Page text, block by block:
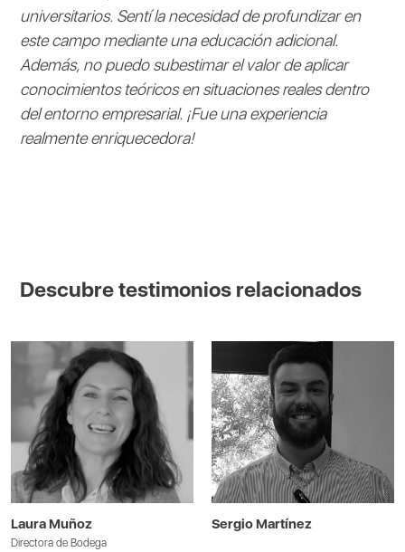
universitarios. Sentí la necesidad de profundizar en
este campo mediante una educación adicional.
Además, no puedo subestimar el valor de aplicar
conocimientos teóricos en situaciones reales dentro
del entorno empresarial. ¡Fue una experiencia
realmente enriquecedora!
Descubre testimonios relacionados
Laura Muñoz
Directora de Bodega
Sergio Martínez